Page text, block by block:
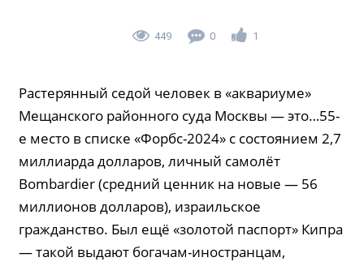
449 0 1
Растерянный седой человек в «аквариуме»
Мещанского районного суда Москвы — это…55-
е место в списке «Форбс-2024» с состоянием 2,7
миллиарда долларов, личный самолёт
Bombardier (средний ценник на новые — 56
миллионов долларов), израильское
гражданство. Был ещё «золотой паспорт» Кипра
— такой выдают богачам-иностранцам,